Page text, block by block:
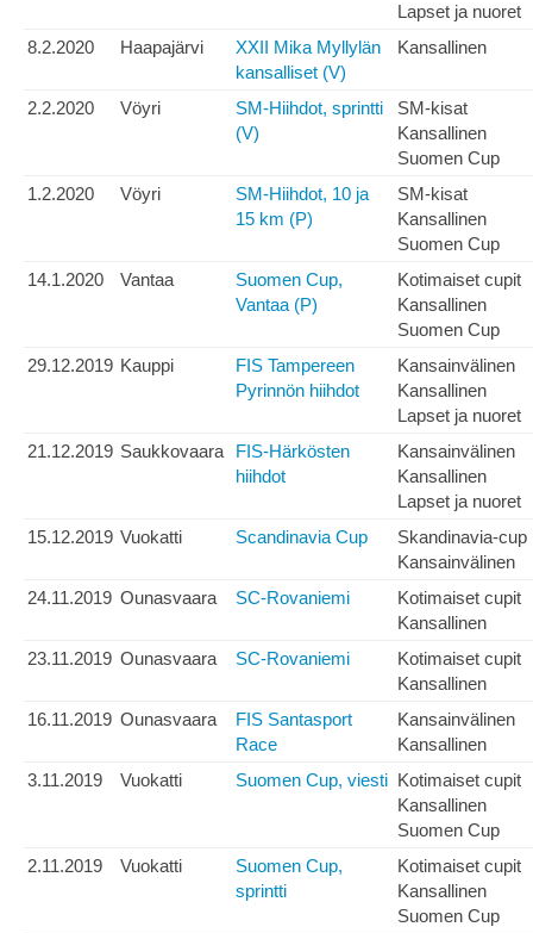
Lapset ja nuoret
8.2.2020
Haapajärvi
XXII Mika Myllylän
kansalliset (V)
Kansallinen
2.2.2020 Vöyri
SM-Hiihdot, sprintti
(V)
SM-kisat
Kansallinen
Suomen Cup
1.2.2020
Vöyri
SM-Hiihdot, 10 ja
15 km (P)
SM-kisat
Kansallinen
Suomen Cup
14.1.2020
Vantaa
Suomen Cup,
Vantaa (P)
Kotimaiset cupit
Kansallinen
Suomen Cup
29.12.2019 Kauppi
FIS Tampereen
Pyrinnön hiihdot
Kansainvälinen
Kansallinen
Lapset ja nuoret
21.12.2019 Saukkovaara
FIS-Härkösten
hiihdot
Kansainvälinen
Kansallinen
Lapset ja nuoret
15.12.2019 Vuokatti Scandinavia Cup
Skandinavia-cup
Kansainvälinen
24.11.2019 Ounasvaara SC-Rovaniemi
Kotimaiset cupit
Kansallinen
23.11.2019 Ounasvaara SC-Rovaniemi
Kotimaiset cupit
Kansallinen
16.11.2019 Ounasvaara
FIS Santasport
Race
Kansainvälinen
Kansallinen
3.11.2019
Vuokatti Suomen Cup, viesti Kotimaiset cupit
Kansallinen
Suomen Cup
2.11.2019
Vuokatti
Suomen Cup,
sprintti
Kotimaiset cupit
Kansallinen
Suomen Cup